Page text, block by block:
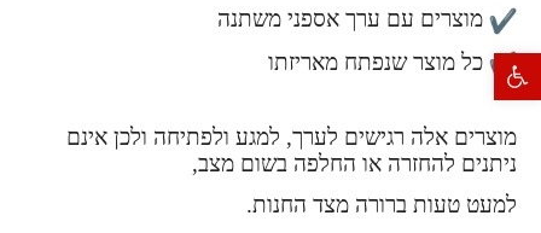
פתח סרגל נגישות
מוצרים עם ערך אספני משתנה
כל מוצר שנפתח מאריזתו
מוצרים אלה רגישים לערך, למגע ולפתיחה ולכן אינם
ניתנים להחזרה או החלפה בשום מצב,
למעט טעות ברורה מצד החנות.